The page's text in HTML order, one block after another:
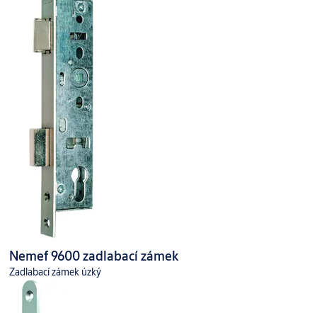
Nemef 9600 zadlabací zámek
Zadlabací zámek úzký